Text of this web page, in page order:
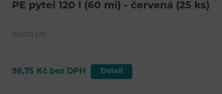
PE pytel 120 l (60 mi) - červená (25 ks)
70x110 cm
98,75 Kč bez DPH Detail